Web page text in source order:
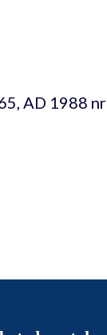
AD 1988 nr